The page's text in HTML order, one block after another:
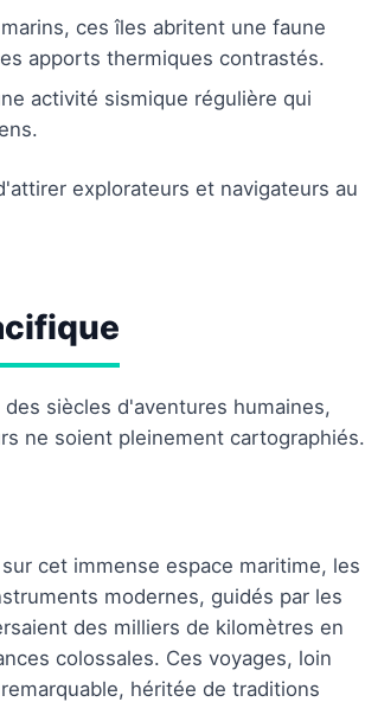
ces îles abritent une faune
apports thermiques contrastés.
activité sismique régulière qui
explorateurs et navigateurs au
siècles d'aventures humaines,
ne soient pleinement cartographiés.
cet immense espace maritime, les
modernes, guidés par les
des milliers de kilomètres en
colossales. Ces voyages, loin
héritée de traditions